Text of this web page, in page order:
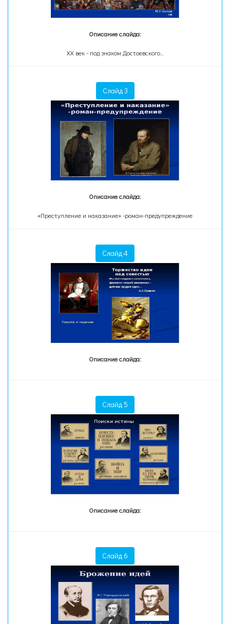
Описание слайда:
ХХ век - под знаком Достоевского…
Слайд 3
Описание слайда:
«Преступление и наказание» -роман-предупреждение
Слайд 4
Описание слайда:
Слайд 5
Описание слайда:
Слайд 6